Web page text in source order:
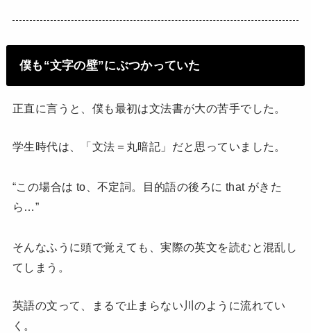
僕も“文字の壁”にぶつかっていた
正直に言うと、僕も最初は文法書が大の苦手でした。
学生時代は、「文法＝丸暗記」だと思っていました。
“この場合は to、不定詞。目的語の後ろに that がきた
ら…”
そんなふうに頭で覚えても、実際の英文を読むと混乱し
てしまう。
英語の文って、まるで止まらない川のように流れてい
く。